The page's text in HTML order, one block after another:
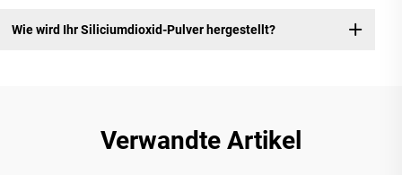
Wie wird Ihr Siliciumdioxid-Pulver hergestellt?
Verwandte Artikel